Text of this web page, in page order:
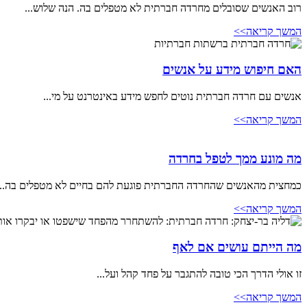
רוב האנשים שסובלים מחרדה חברתית לא מטפלים בה. הנה שלוש...
המשך קריאה>>
האם חיפוש מידע על אנשים
אנשים עם חרדה חברתית נוטים לחפש מידע באינטרנט על מי...
המשך קריאה>>
מה מונע ממך לטפל בחרדה
כמחצית מהאנשים שהחרדה החברתית פוגעת להם בחיים לא מטפלים
המשך קריאה>>
מה הייתם עושים אם לאף
זו אולי הדרך הכי טובה להתגבר על פחד קהל ועל...
המשך קריאה>>